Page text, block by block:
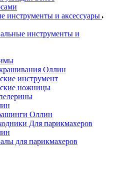
инструменты и аксессуары
инструменты и
Оллин
инструмент
ножницы
Оллин
Для парикмахеров
для парикмахеров